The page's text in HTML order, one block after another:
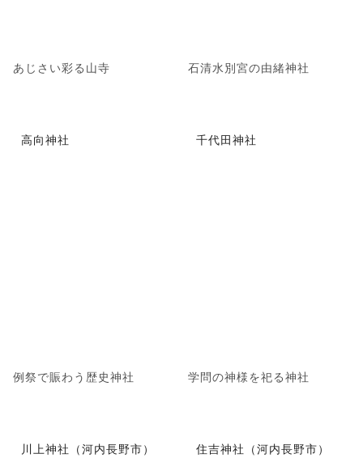
あじさい彩る山寺 石清水別宮の由緒神社
高向神社
例祭で賑わう歴史神社
千代田神社
学問の神様を祀る神社
川上神社（河内長野市） 住吉神社（河内長野市）